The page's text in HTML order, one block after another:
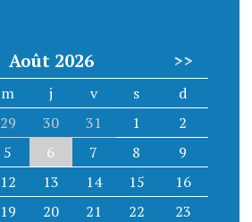
Août 2026 >>
m j v s
d
29 30 31 1
2
5 6 7 8
9
12 13 14 15
16
19 20 21 22
23